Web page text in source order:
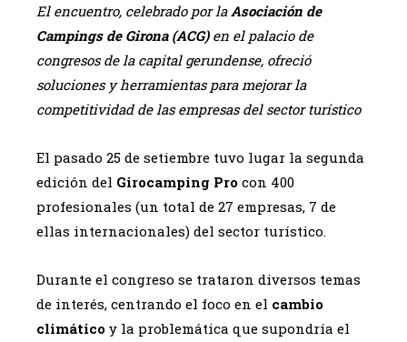
El encuentro, celebrado por laAsociación de
Campings de Girona (ACG)en el palacio de
congresos de la capital gerundense, ofreció
soluciones y herramientas para mejorar la
competitividad de las empresas del sector turístico
El pasado 25 de setiembre tuvo lugar la segunda
edición del Girocamping Pro con 400
profesionales (un total de 27 empresas, 7 de
ellas internacionales) del sector turístico.
Durante el congreso se trataron diversos temas
de interés, centrando el foco en el cambio
climático y la problemática que supondría el